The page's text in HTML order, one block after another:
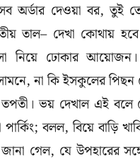
অর্ডার দেওয়া বর, তুই
তাল– দেখা কোথায়
নিয়ে ঢোকার আয়োজন।
না কি ইসকুলের
তপতী। ভয় দেখাল এই
বলল, বিয়ে বাড়ি
গেল, যে উপহারের